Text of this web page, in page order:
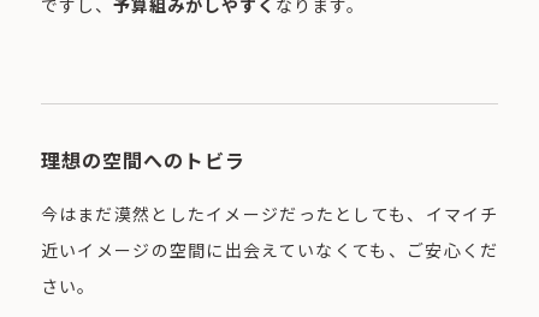
ですし、 予算組みがしやすく なります。
理想の空間へのトビラ
今はまだ漠然としたイメージだったとしても、イマイチ
近いイメージの空間に出会えていなくても、ご安心くだ
さい。